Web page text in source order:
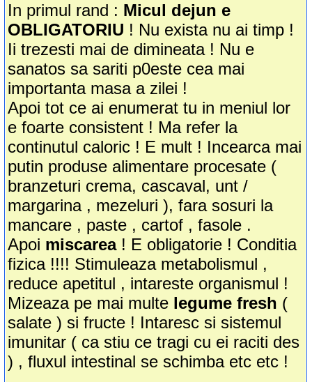
In primul rand : Micul dejun e
OBLIGATORIU ! Nu exista nu ai timp !
Ii trezesti mai de dimineata ! Nu e
sanatos sa sariti p0este cea mai
importanta masa a zilei !
Apoi tot ce ai enumerat tu in meniul lor
e foarte consistent ! Ma refer la
continutul caloric ! E mult ! Incearca mai
putin produse alimentare procesate (
branzeturi crema, cascaval, unt /
margarina , mezeluri ), fara sosuri la
mancare , paste , cartof , fasole .
Apoi miscarea! E obligatorie ! Conditia
fizica !!!! Stimuleaza metabolismul ,
reduce apetitul , intareste organismul !
Mizeaza pe mai multe legume fresh (
salate ) si fructe ! Intaresc si sistemul
imunitar ( ca stiu ce tragi cu ei raciti des
) , fluxul intestinal se schimba etc etc !